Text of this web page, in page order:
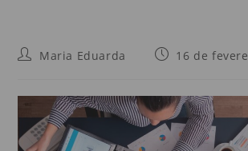
Maria Eduarda 16 de